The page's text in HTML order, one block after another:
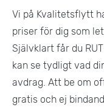
Vi på Kvalitetsflytt
priser för dig som
Självklart får du
kan se tydligt vad
avdrag. Att be om
gratis och ej